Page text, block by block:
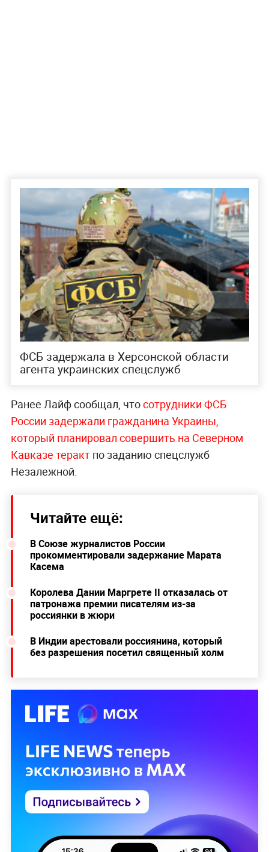
ФСБ задержала в Херсонской области
агента украинских спецслужб
Ранее Лайф сообщал, чтосотрудники ФСБ
России задержали гражданина Украины,
который планировал совершить на Северном
Кавказе терактпо заданию спецслужб
Незалежной.
Читайте ещё:
В Союзе журналистов России
прокомментировали задержание Марата
Касема
Королева Дании Маргрете II отказалась от
патронажа премии писателям из-за
россиянки в жюри
В Индии арестовали россиянина, который
без разрешения посетил священный холм